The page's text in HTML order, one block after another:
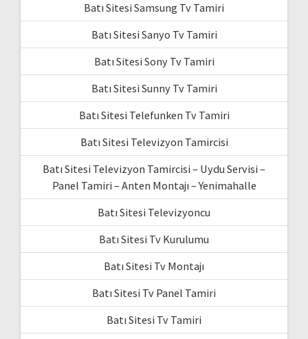
Batı Sitesi Samsung Tv Tamiri
Batı Sitesi Sanyo Tv Tamiri
Batı Sitesi Sony Tv Tamiri
Batı Sitesi Sunny Tv Tamiri
Batı Sitesi Telefunken Tv Tamiri
Batı Sitesi Televizyon Tamircisi
Batı Sitesi Televizyon Tamircisi – Uydu Servisi –
Panel Tamiri – Anten Montajı – Yenimahalle
Batı Sitesi Televizyoncu
Batı Sitesi Tv Kurulumu
Batı Sitesi Tv Montajı
Batı Sitesi Tv Panel Tamiri
Batı Sitesi Tv Tamiri